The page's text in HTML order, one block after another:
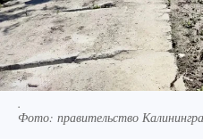
.
Фото: правительство